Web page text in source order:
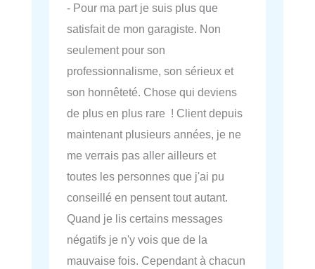
- Pour ma part je suis plus que
satisfait de mon garagiste. Non
seulement pour son
professionnalisme, son sérieux et
son honnêteté. Chose qui deviens
de plus en plus rare ! Client depuis
maintenant plusieurs années, je ne
me verrais pas aller ailleurs et
toutes les personnes que j'ai pu
conseillé en pensent tout autant.
Quand je lis certains messages
négatifs je n'y vois que de la
mauvaise fois. Cependant à chacun